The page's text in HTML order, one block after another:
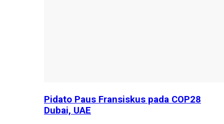
Pidato Paus Fransiskus pada COP28
Dubai, UAE